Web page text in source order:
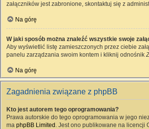
załączników jest zabronione, skontaktuj się z
Na górę
W jaki sposób można znaleźć wszystkie swoje
Aby wyświetlić listę zamieszczonych przez ciebie
panelu zarządzania swoim kontem i kliknij odnośnik
Na górę
Zagadnienia związane z phpBB
Kto jest autorem tego oprogramowania?
Prawa autorskie do tego oprogramowania w jego
ma phpBB Limited . Jest ono publikowane na licencji